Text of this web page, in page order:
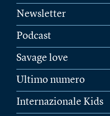
Newsletter
Podcast
Savage love
Ultimo numero
Internazionale Kids